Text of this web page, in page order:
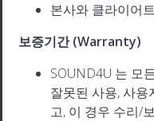
본사와 클라이어
보증기간 (Warranty)
SOUND4U 는 모
잘못된 사용, 사
고, 이 경우 수리/